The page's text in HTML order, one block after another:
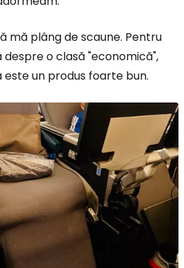
mă plâng de scaune. Pentru
o clasă "economică",
un produs foarte bun.